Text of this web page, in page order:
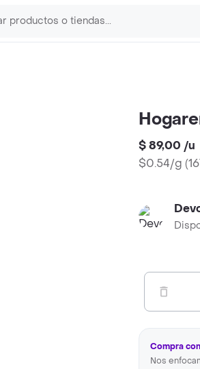
$ 89,00 /u
$0.54/g (
Compra
Nos